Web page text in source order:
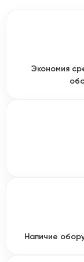
Экономия
Наличие